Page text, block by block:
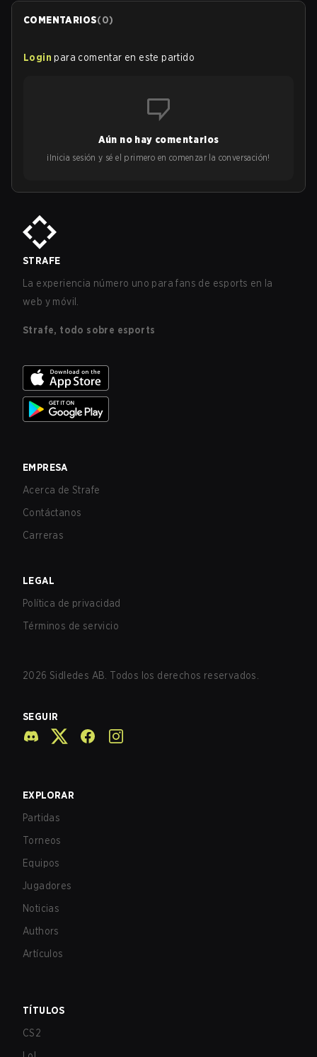
COMENTARIOS(0)
Login para comentar en este partido
Aún no hay comentarios
¡Inicia sesión y sé el primero en comenzar la conversación!
STRAFE
La experiencia número uno para fans de esports en la
web y móvil.
Strafe, todo sobre esports
EMPRESA
Acerca de Strafe
Contáctanos
Carreras
LEGAL
Política de privacidad
Términos de servicio
2026 Sidledes AB. Todos los derechos reservados.
SEGUIR
EXPLORAR
Partidas
Torneos
Equipos
Jugadores
Noticias
Authors
Artículos
TÍTULOS
CS2